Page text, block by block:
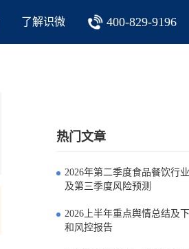
了解识微 400-829-9196
热门文章
2026年第二季度食品餐饮行
及第三季度风险预测
2026上半年重点舆情总结及
和风控报告